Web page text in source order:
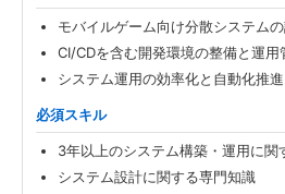
モバイルゲーム向け分散システム
CI/CDを含む開発環境の整備と運用
システム運用の効率化と自動化推進
必須スキル
3年以上のシステム構築・運用に関
システム設計に関する専門知識